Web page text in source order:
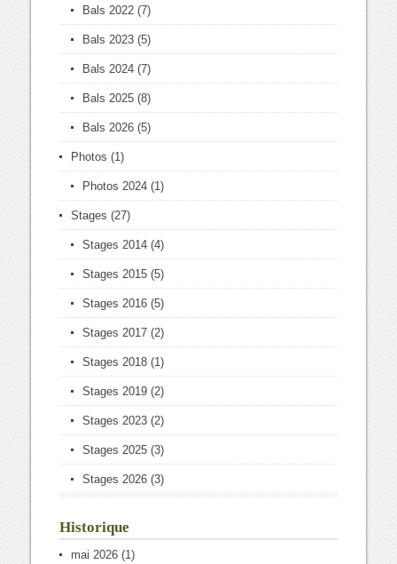
Bals 2022 (7)
Bals 2023 (5)
Bals 2024 (7)
Bals 2025 (8)
Bals 2026 (5)
Photos (1)
Photos 2024 (1)
Stages (27)
Stages 2014 (4)
Stages 2015 (5)
Stages 2016 (5)
Stages 2017 (2)
Stages 2018 (1)
Stages 2019 (2)
Stages 2023 (2)
Stages 2025 (3)
Stages 2026 (3)
Historique
mai 2026 (1)